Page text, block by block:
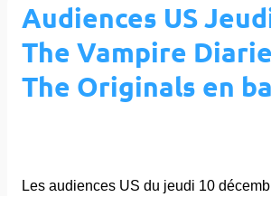
Audiences US
The Vampire
The Originals en
Les audiences US du jeudi 10